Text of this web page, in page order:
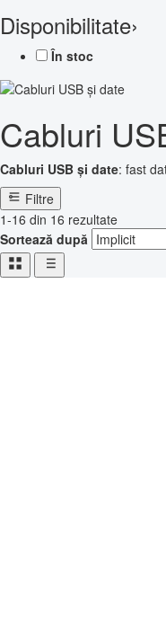
Disponibilitate›
În stoc
Cabluri
Cabluri USB și date: fast
Filtre
1-16 din 16 rezultate
Sortează după